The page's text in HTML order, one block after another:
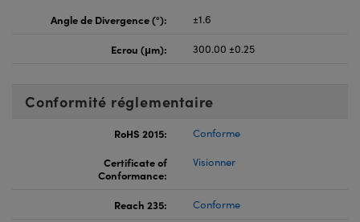
Angle de Divergence (°):
±1.6
Ecrou (μm): 300.00 ±0.25
Conformité réglementaire
RoHS 2015:
Conforme
Certificate of
Conformance:
Visionner
Reach 235: Conforme